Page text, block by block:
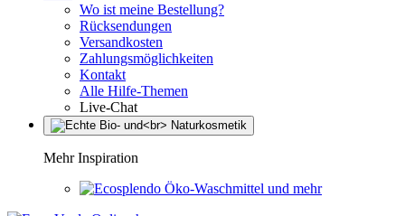
Wo ist meine Bestellung?
Rücksendungen
Versandkosten
Zahlungsmöglichkeiten
Kontakt
Alle Hilfe-Themen
Live-Chat
Mehr Inspiration
Öko-Waschmittel und mehr